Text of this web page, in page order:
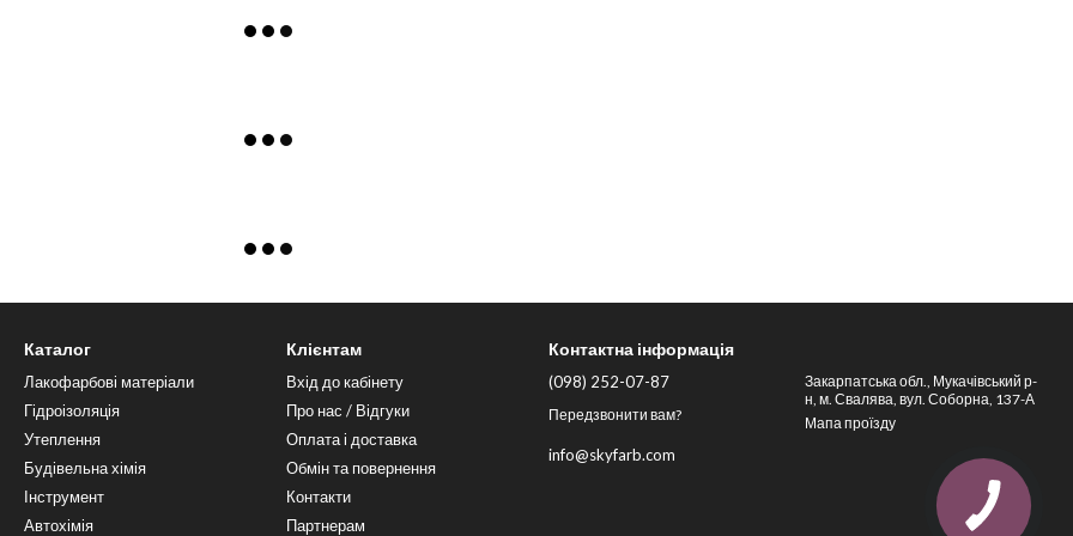
Каталог
Лакофарбові матеріали
Гідроізоляція
Утеплення
Будівельна хімія
Інструмент
Автохімія
Клієнтам
Вхід до кабінету
Про нас / Відгуки
Оплата і доставка
Обмін та повернення
Контакти
Партнерам
Контактна інформація
(098) 252-07-87
Передзвонити вам?
info@skyfarb.com
Закарпатська обл., Мукачівський р-
н, м. Свалява, вул. Соборна, 137-А
Мапа проїзду